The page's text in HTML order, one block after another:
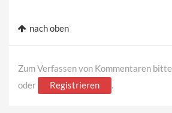
nach oben
Zum Verfassen von Kommentaren bitte
oder
Registrieren